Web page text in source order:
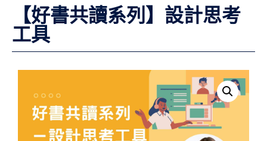
【好書共讀系列】設計思考
工具